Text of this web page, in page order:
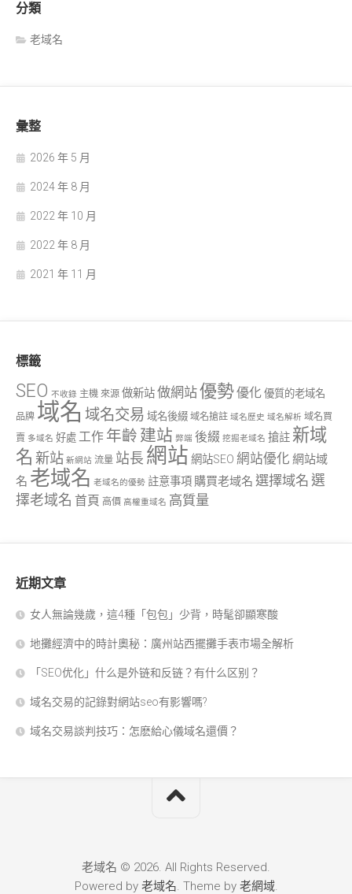
分類
老域名
彙整
2026 年 5 月
2024 年 8 月
2022 年 10 月
2022 年 8 月
2021 年 11 月
標籤
SEO 不收錄 主機 來源 做新站做網站優勢優化 優質的老域名
品牌 域名 域名交易 域名後綴 域名搶註 域名歷史 域名解析 域名買
賣 多域名 好處 工作 年齡 建站 弊端 後綴 挖掘老域名 搶註新域
名 新站 新網站 流量 站長 網站 網站SEO 網站優化 網站域
名 老域名 老域名的優勢 註意事項 購買老域名 選擇域名 選
擇老域名 首頁 高價 高權重域名 高質量
近期文章
女人無論幾歲，這4種「包包」少背，時髦卻顯寒酸
地攤經濟中的時計奧秘：廣州站西擺攤手表市場全解析
「SEO优化」什么是外链和反链？有什么区别？
域名交易的記錄對網站seo有影響嗎?
域名交易談判技巧：怎麽給心儀域名還價？
老域名 © 2026. All Rights Reserved.
Powered by 老域名. Theme by 老網域.